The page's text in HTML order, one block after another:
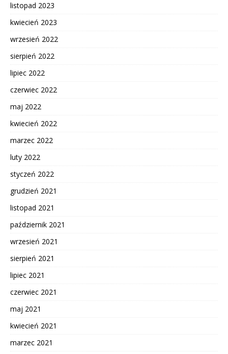
listopad 2023
kwiecień 2023
wrzesień 2022
sierpień 2022
lipiec 2022
czerwiec 2022
maj 2022
kwiecień 2022
marzec 2022
luty 2022
styczeń 2022
grudzień 2021
listopad 2021
październik 2021
wrzesień 2021
sierpień 2021
lipiec 2021
czerwiec 2021
maj 2021
kwiecień 2021
marzec 2021